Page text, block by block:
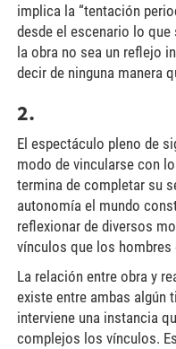
implica la “tentación
desde el escenario lo
la obra no sea un reflejo
decir de ninguna manera
2.
El espectáculo pleno de
modo de vincularse con
termina de completar su
autonomía el mundo
reflexionar de diversos
vínculos que los
La relación entre obra y
existe entre ambas algún
interviene una instancia
complejos los vínculos.